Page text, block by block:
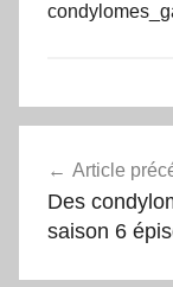
de
l’article
Article
Des
saison 6